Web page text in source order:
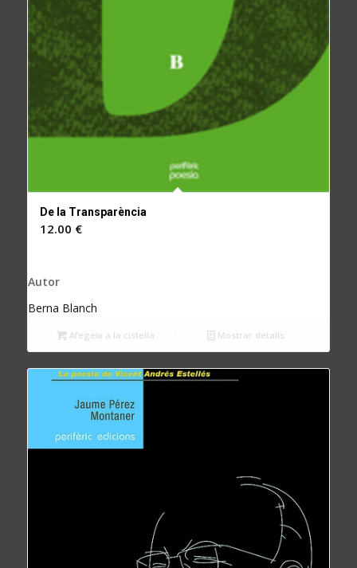
De la Transparència
12.00 €
Autor
Berna Blanch
Afegeix a la cistella Mostrar detalls